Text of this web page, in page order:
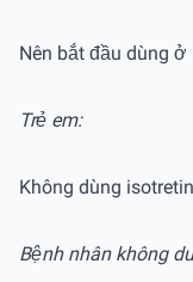
Nên bắt đầu dùng
Trẻ em:
Không dùng
Bệnh nhân không